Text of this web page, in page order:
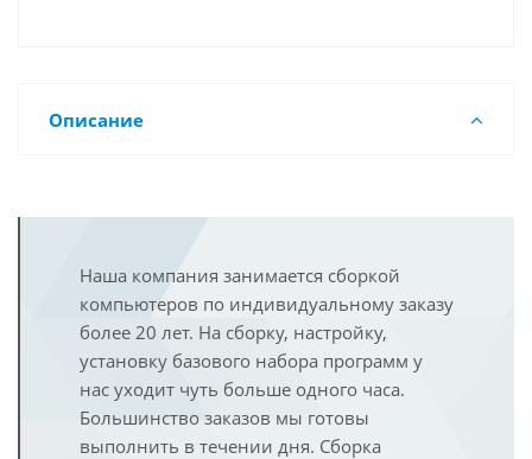
Описание
Наша компания занимается сборкой
компьютеров по индивидуальному заказу
более 20 лет. На сборку, настройку,
установку базового набора программ у
нас уходит чуть больше одного часа.
Большинство заказов мы готовы
выполнить в течении дня. Сборка